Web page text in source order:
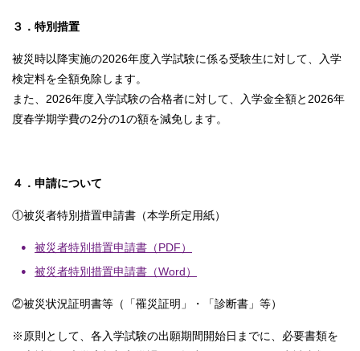
３．特別措置
被災時以降実施の2026年度入学試験に係る受験生に対して、入学
検定料を全額免除します。
また、2026年度入学試験の合格者に対して、入学金全額と2026年
度春学期学費の2分の1の額を減免します。
４．申請について
①被災者特別措置申請書（本学所定用紙）
被災者特別措置申請書（PDF）
被災者特別措置申請書（Word）
②被災状況証明書等（「罹災証明」・「診断書」等）
※原則として、各入学試験の出願期間開始日までに、必要書類を